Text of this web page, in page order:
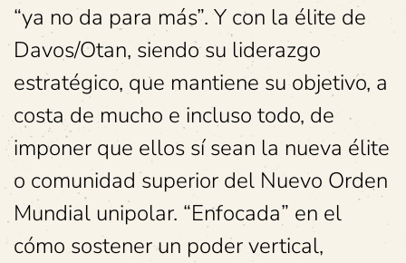
“ya no da para más”. Y con la élite de
Davos/Otan, siendo su liderazgo
estratégico, que mantiene su objetivo, a
costa de mucho e incluso todo, de
imponer que ellos sí sean la nueva élite
o comunidad superior del Nuevo Orden
Mundial unipolar. “Enfocada” en el
cómo sostener un poder vertical,